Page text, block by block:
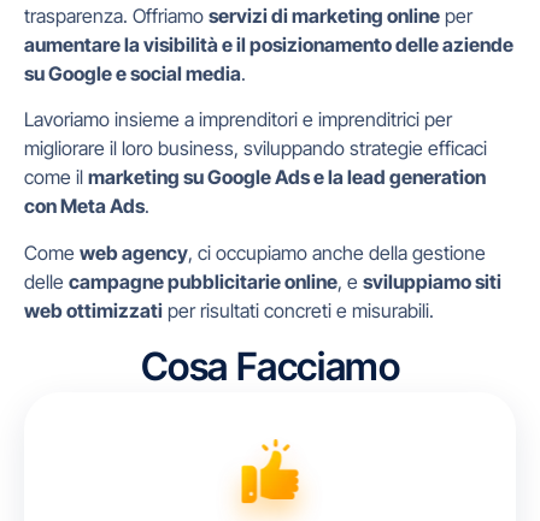
trasparenza. Offriamo servizi di marketing online per
aumentare la visibilità e il posizionamento delle aziende
su Google e social media.
Lavoriamo insieme a imprenditori e imprenditrici per
migliorare il loro business, sviluppando strategie efficaci
come il marketing su Google Ads e la lead generation
con Meta Ads.
Come web agency, ci occupiamo anche della gestione
delle campagne pubblicitarie online, e sviluppiamo siti
web ottimizzati per risultati concreti e misurabili.
Cosa Facciamo